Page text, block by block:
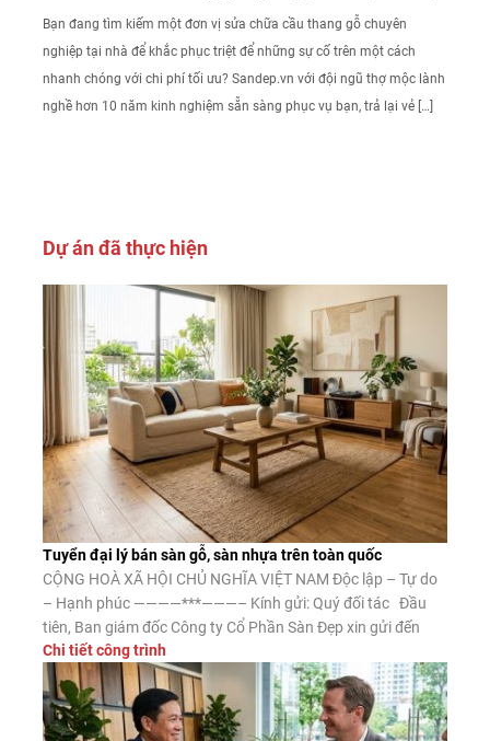
Bạn đang tìm kiếm một đơn vị sửa chữa cầu thang gỗ chuyên
nghiệp tại nhà để khắc phục triệt để những sự cố trên một cách
nhanh chóng với chi phí tối ưu? Sandep.vn với đội ngũ thợ mộc lành
nghề hơn 10 năm kinh nghiệm sẵn sàng phục vụ bạn, trả lại vẻ […]
Dự án đã thực hiện
Tuyển đại lý bán sàn gỗ, sàn nhựa trên toàn quốc
CỘNG HOÀ XÃ HỘI CHỦ NGHĨA VIỆT NAM Độc lập – Tự do
– Hạnh phúc ————***———– Kính gửi: Quý đối tác Đầu
tiên, Ban giám đốc Công ty Cổ Phần Sàn Đẹp xin gửi đến
Quý đối tác lời chào trân trọng, lời chúc may mắn và thành
công. Công ty CP Sàn […]
Chi tiết công trình